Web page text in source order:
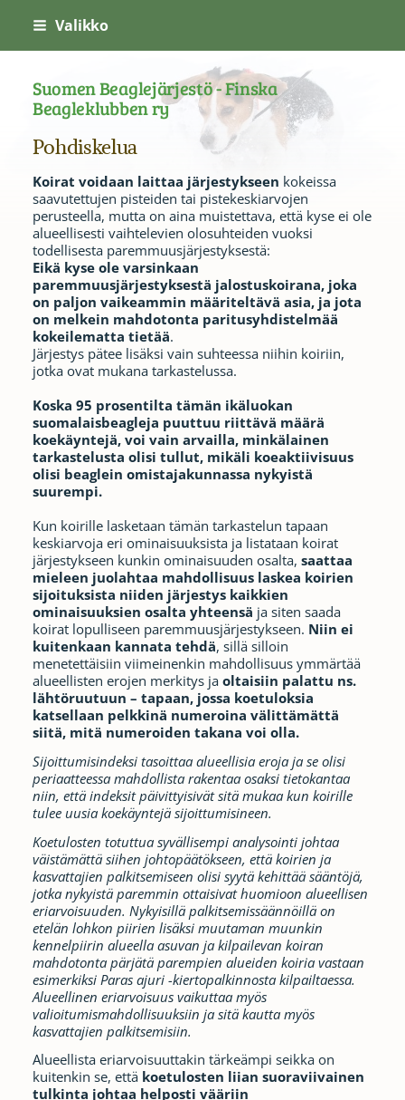
Siirry
sivun
sisältöön
Valikko
Suomen Beaglejärjestö - Finska
Beagleklubben ry
Pohdiskelua
Koirat voidaan laittaa järjestykseen kokeissa
saavutettujen pisteiden tai pistekeskiarvojen
perusteella, mutta on aina muistettava, että kyse ei ole
alueellisesti vaihtelevien olosuhteiden vuoksi
todellisesta paremmuusjärjestyksestä:
Eikä kyse ole varsinkaan
paremmuusjärjestyksestä jalostuskoirana, joka
on paljon vaikeammin määriteltävä asia, ja jota
on melkein mahdotonta paritusyhdistelmää
kokeilematta tietää.
Järjestys pätee lisäksi vain suhteessa niihin koiriin,
jotka ovat mukana tarkastelussa.
Koska 95 prosentilta tämän ikäluokan
suomalaisbeagleja puuttuu riittävä määrä
koekäyntejä, voi vain arvailla, minkälainen
tarkastelusta olisi tullut, mikäli koeaktiivisuus
olisi beaglein omistajakunnassa nykyistä
suurempi.
Kun koirille lasketaan tämän tarkastelun tapaan
keskiarvoja eri ominaisuuksista ja listataan koirat
järjestykseen kunkin ominaisuuden osalta, saattaa
mieleen juolahtaa mahdollisuus laskea koirien
sijoituksista niiden järjestys kaikkien
ominaisuuksien osalta yhteensä ja siten saada
koirat lopulliseen paremmuusjärjestykseen. Niin ei
kuitenkaan kannata tehdä, sillä silloin
menetettäisiin viimeinenkin mahdollisuus ymmärtää
alueellisten erojen merkitys ja oltaisiin palattu ns.
lähtöruutuun – tapaan, jossa koetuloksia
katsellaan pelkkinä numeroina välittämättä
siitä, mitä numeroiden takana voi olla.
Sijoittumisindeksi tasoittaa alueellisia eroja ja se olisi
periaatteessa mahdollista rakentaa osaksi tietokantaa
niin, että indeksit päivittyisivät sitä mukaa kun koirille
tulee uusia koekäyntejä sijoittumisineen.
Koetulosten totuttua syvällisempi analysointi johtaa
väistämättä siihen johtopäätökseen, että koirien ja
kasvattajien palkitsemiseen olisi syytä kehittää sääntöjä,
jotka nykyistä paremmin ottaisivat huomioon alueellisen
eriarvoisuuden. Nykyisillä palkitsemissäännöillä on
etelän lohkon piirien lisäksi muutaman muunkin
kennelpiirin alueella asuvan ja kilpailevan koiran
mahdotonta pärjätä parempien alueiden koiria vastaan
esimerkiksi Paras ajuri -kiertopalkinnosta kilpailtaessa.
Alueellinen eriarvoisuus vaikuttaa myös
valioitumismahdollisuuksiin ja sitä kautta myös
kasvattajien palkitsemisiin.
Alueellista eriarvoisuuttakin tärkeämpi seikka on
kuitenkin se, että koetulosten liian suoraviivainen
tulkinta johtaa helposti vääriin